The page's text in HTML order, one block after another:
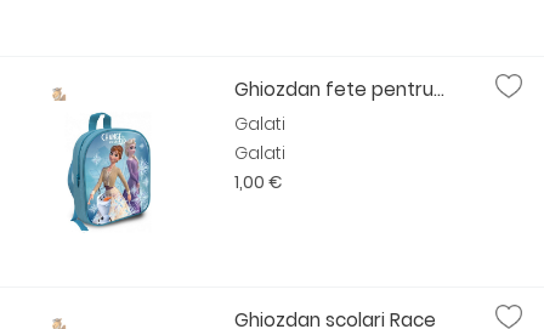
Ghiozdan fete pentru...
Galati
Galati
1,00 €
Ghiozdan scolari Race